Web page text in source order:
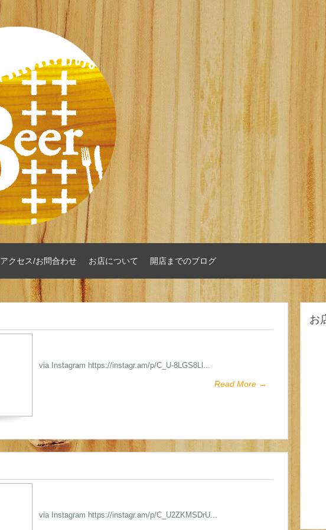
アクセス/お問合わせ お店について 開店までのブログ
via Instagram https://instagr.am/p/C_U-8LGS8Ll...
Read More →
via Instagram https://instagr.am/p/C_U2ZKMSDrU...
お